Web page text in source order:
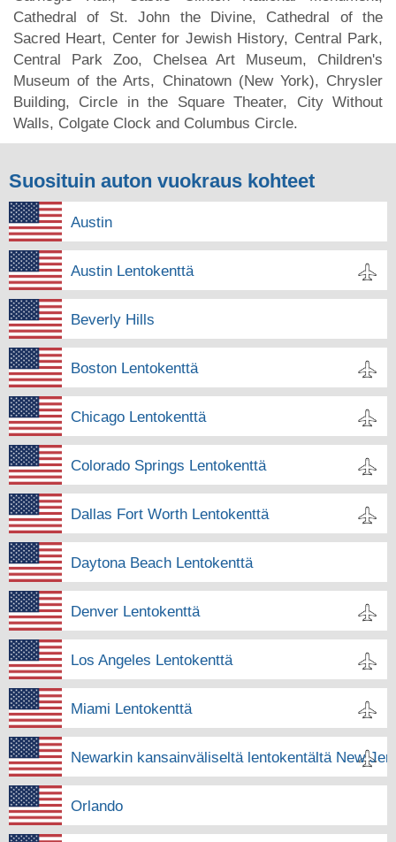
Cathedral of St. John the Divine, Cathedral of the
Sacred Heart, Center for Jewish History, Central Park,
Central Park Zoo, Chelsea Art Museum, Children's
Museum of the Arts, Chinatown (New York), Chrysler
Building, Circle in the Square Theater, City Without
Walls, Colgate Clock and Columbus Circle.
Suosituin auton vuokraus kohteet
Austin
Austin Lentokenttä
Beverly Hills
Boston Lentokenttä
Chicago Lentokenttä
Colorado Springs Lentokenttä
Dallas Fort Worth Lentokenttä
Daytona Beach Lentokenttä
Denver Lentokenttä
Los Angeles Lentokenttä
Miami Lentokenttä
Newarkin kansainväliseltä lentokentältä New
Orlando